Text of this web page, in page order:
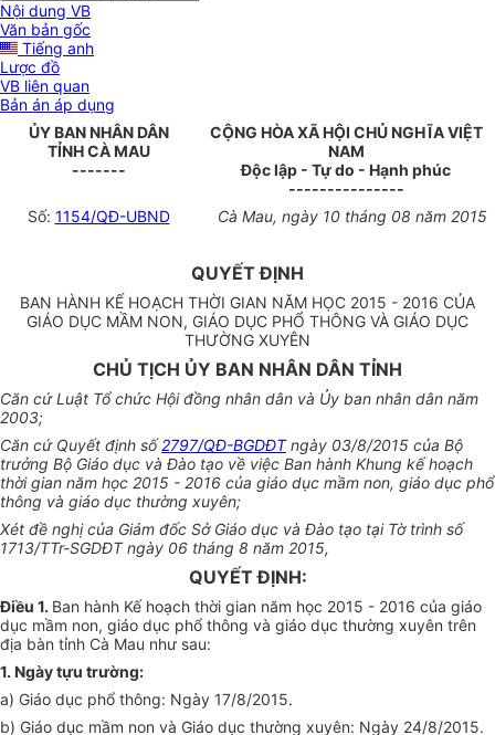
Nội dung VB
Văn bản gốc
Tiếng anh
Lược đồ
VB liên quan
Bản án áp dụng
ỦY BAN NHÂN DÂN
TỈNH CÀ MAU
-------
CỘNG HÒA XÃ HỘI CHỦ NGHĨA VIỆT
NAM
Độc lập - Tự do - Hạnh phúc
---------------
Số: 1154/QĐ-UBND Cà Mau, ngày 10 tháng 08 năm 2015
QUYẾT ĐỊNH
BAN HÀNH KẾ HOẠCH THỜI GIAN NĂM HỌC 2015 - 2016 CỦA
GIÁO DỤC MẦM NON, GIÁO DỤC PHỔ THÔNG VÀ GIÁO DỤC
THƯỜNG XUYÊN
CHỦ TỊCH ỦY BAN NHÂN DÂN TỈNH
Căn cứ Luật Tổ chức Hội đồng nhân dân và Ủy ban nhân dân năm
2003;
Căn cứ Quyết định số2797/QĐ-BGDĐTngày 03/8/2015 của Bộ
trưởng Bộ Giáo dục và Đào tạo về việc Ban hành Khung kế hoạch
thời gian năm học 2015 - 2016 của giáo dục mầm non, giáo dục phổ
thông và giáo dục thường xuyên;
Xét đề nghị của Giám đốc Sở Giáo dục và Đào tạo tại Tờ trình số
1713/TTr-SGDĐT ngày 06 tháng 8 năm 2015,
QUYẾT ĐỊNH:
Điều 1. Ban hành Kế hoạch thời gian năm học 2015 - 2016 của giáo
dục mầm non, giáo dục phổ thông và giáo dục thường xuyên trên
địa bàn tỉnh Cà Mau như sau:
1. Ngày tựu trường:
a) Giáo dục phổ thông: Ngày 17/8/2015.
b) Giáo dục mầm non và Giáo dục thường xuyên: Ngày 24/8/2015.